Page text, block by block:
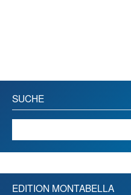
SUCHE
EDITION MONTABELLA